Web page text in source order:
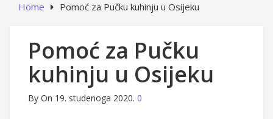
Home Pomoć za Pučku kuhinju u Osijeku
Pomoć za Pučku
kuhinju u Osijeku
By On 19. studenoga 2020. 0